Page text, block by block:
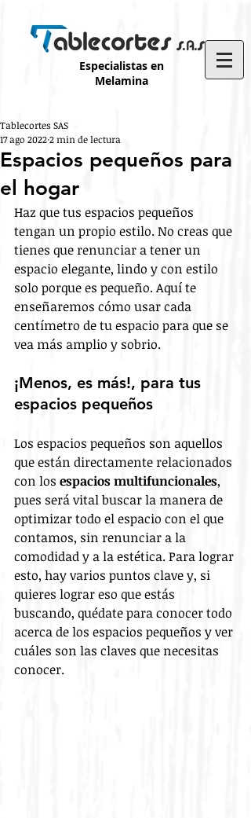
Especialistas en
Melamina
Espacios pequeños para
el hogar
Tablecortes SAS
17 ago 20222 min de lectura
Haz que tus espacios pequeños
tengan un propio estilo. No creas que
tienes que renunciar a tener un
espacio elegante, lindo y con estilo
solo porque es pequeño. Aquí te
enseñaremos cómo usar cada
centímetro de tu espacio para que se
vea más amplio y sobrio.
¡Menos, es más!, para tus
espacios pequeños
Los espacios pequeños son aquellos
que están directamente relacionados
con los espacios multifuncionales,
pues será vital buscar la manera de
optimizar todo el espacio con el que
contamos, sin renunciar a la
comodidad y a la estética. Para lograr
esto, hay varios puntos clave y, si
quieres lograr eso que estás
buscando, quédate para conocer todo
acerca de los espacios pequeños y ver
cuáles son las claves que necesitas
conocer.